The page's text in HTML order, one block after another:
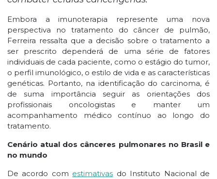
Embora a imunoterapia represente uma nova
perspectiva no tratamento do câncer de pulmão,
Ferreira ressalta que a decisão sobre o tratamento a
ser prescrito dependerá de uma série de fatores
individuais de cada paciente, como o estágio do tumor,
o perfil imunológico, o estilo de vida e as características
genéticas. Portanto, na identificação do carcinoma, é
de suma importância seguir as orientações dos
profissionais oncologistas e manter um
acompanhamento médico contínuo ao longo do
tratamento.
Cenário atual dos cânceres pulmonares no Brasil e
no mundo
De acordo com estimativas do Instituto Nacional de